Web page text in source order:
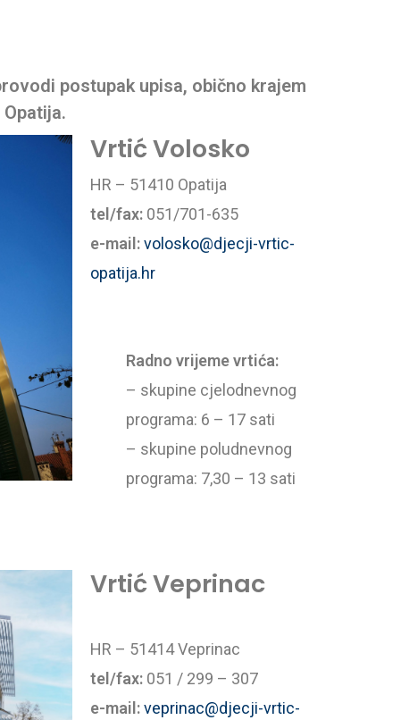
postupak upisa, obično krajem
Vrtić Volosko
HR – 51410 Opatija
tel/fax:051/701-635
e-mail:volosko@djecji-vrtic-
opatija.hr
Radno vrijeme vrtića:
– skupine cjelodnevnog
programa: 6 – 17 sati
– skupine poludnevnog
programa: 7,30 – 13 sati
Vrtić Veprinac
HR – 51414 Veprinac
tel/fax:051 / 299 – 307
e-mail:veprinac@djecji-vrtic-